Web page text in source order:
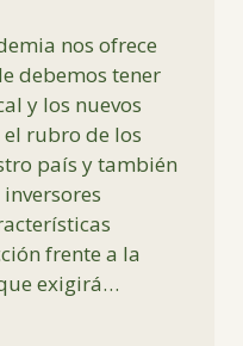
nos ofrece
debemos tener
y los nuevos
rubro de los
país y también
frente a la
exigirá…